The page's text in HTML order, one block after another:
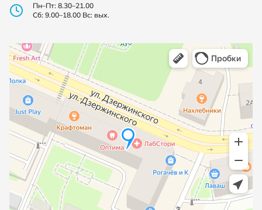
Пн–Пт: 8.30–21.00
Сб: 9.00–18.00 Вс: вых.